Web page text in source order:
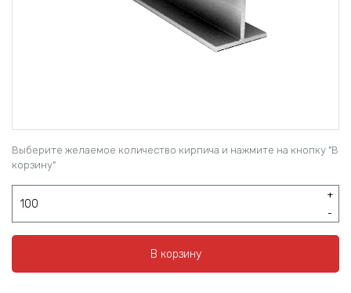
Выберите желаемое количество кирпича и нажмите на кнопку "В
корзину"
+
-
В корзину